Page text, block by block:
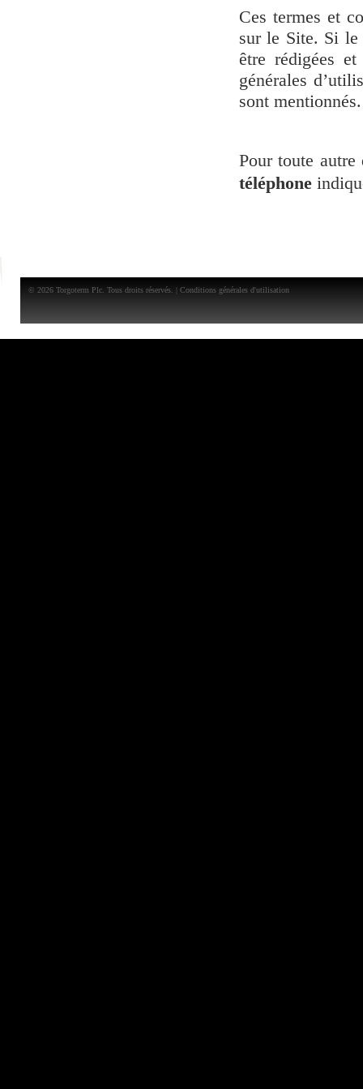
Ces termes et
sur le Site. Si le
être rédigées
générales
sont mentionnés.
Pour toute autre
téléphone
© 2026 Torgoterm Plc. Tous droits réservés. | Conditions générales d'utilisation